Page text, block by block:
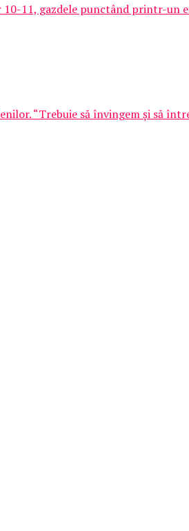
11, gazdele punctând printr-un
“Trebuie să învingem şi să